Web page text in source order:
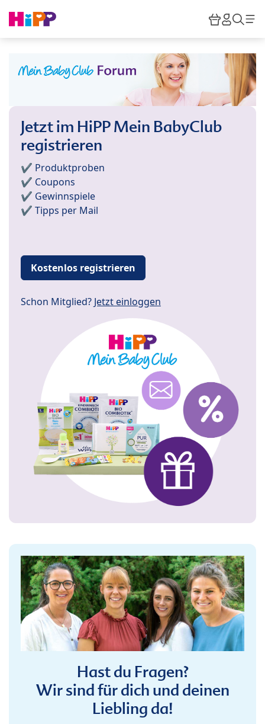
HiPP
Jetzt im HiPP Mein BabyClub
registrieren
✔️ Produktproben
✔️ Coupons
✔️ Gewinnspiele
✔️ Tipps per Mail
Kostenlos registrieren
Schon Mitglied? Jetzt einloggen
Hast du Fragen?
Wir sind für dich und deinen
Liebling da!